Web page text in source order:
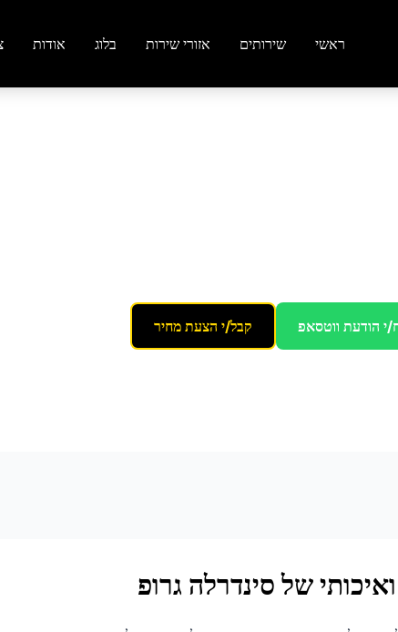
ראשי שירותים אזורי שירות בלוג אודות
י הודעת ווטסאפ קבל/י הצעת מחיר
של סינדרלה גרופ